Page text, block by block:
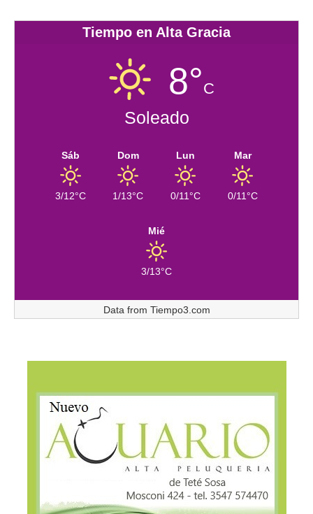
Tiempo en Alta Gracia
8°C
Soleado
Sáb
3/12°C
Dom
1/13°C
Lun
0/11°C
Mar
0/11°C
Mié
3/13°C
Data from Tiempo3.com